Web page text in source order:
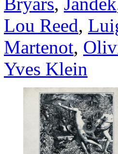
Lou Reed,
Martenot,
Yves Klein